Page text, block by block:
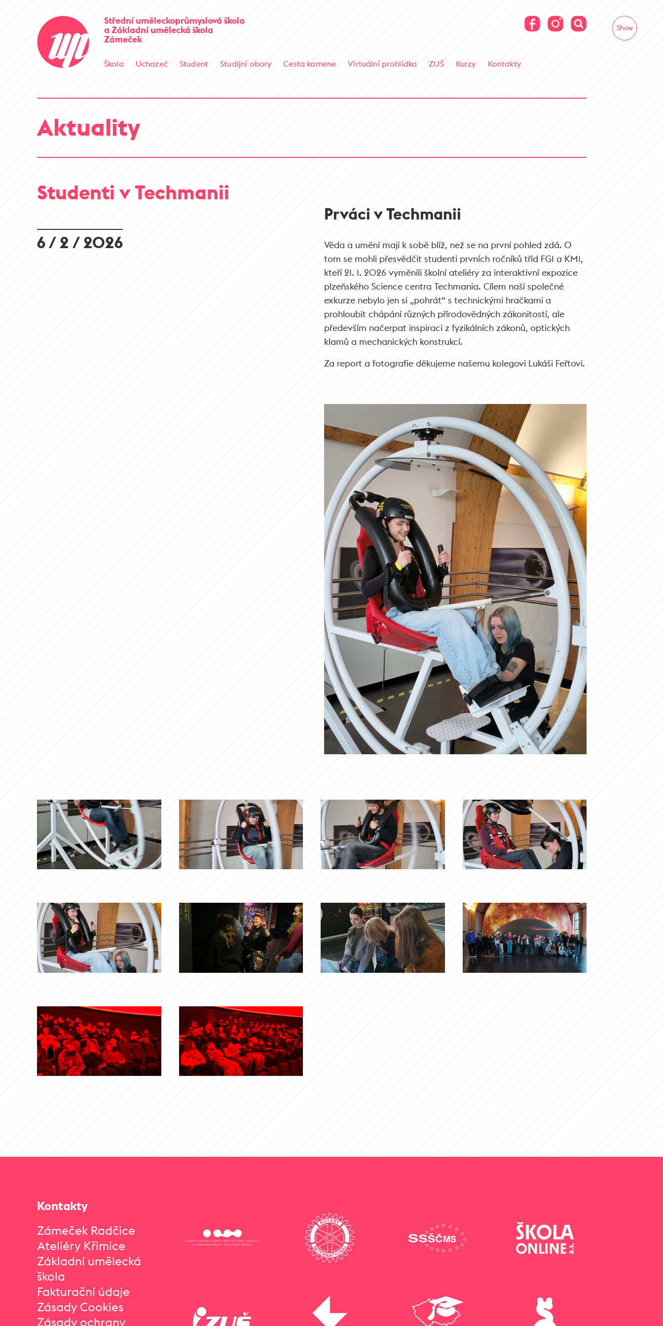
Střední uměleckoprůmyslová škola
a Základní umělecká škola
Zámeček
Škola Uchazeč Student Studijní obory Cesta kamene Virtuální prohlídka ZUŠ Kurzy Kontakty
Aktuality
Studenti v Techmanii
6 / 2 / 2026
Prváci v Techmanii
Věda a umění mají k sobě blíž, než se na první pohled zdá. O
tom se mohli přesvědčit studenti prvních ročníků tříd FG1 a KM1,
kteří 21. 1. 2026 vyměnili školní ateliéry za interaktivní expozice
plzeňského Science centra Techmania. Cílem naší společné
exkurze nebylo jen si „pohrát“ s technickými hračkami a
prohloubit chápání různých přírodovědných zákonitostí, ale
především načerpat inspiraci z fyzikálních zákonů, optických
klamů a mechanických konstrukcí.
Za report a fotografie děkujeme našemu kolegovi Lukáši Feřtovi.
Kontakty
Zámeček Radčice
Ateliéry Křimice
Základní umělecká
škola
Fakturační údaje
Zásady Cookies
Zásady ochrany
Show